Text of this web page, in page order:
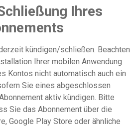
Ihres
kündigen/schließen. Beachten
Ihrer mobilen Anwendung
Kontos nicht automatisch auch ein
Sie eines abgeschlossen
aktiv kündigen. Bitte
Sie das Abonnement über die
Google Play Store oder ähnliche